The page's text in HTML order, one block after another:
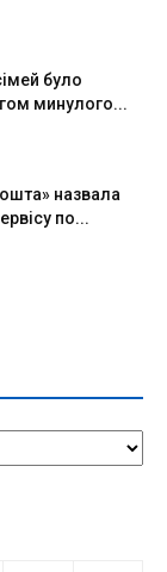
було
минулого...
назвала
по...